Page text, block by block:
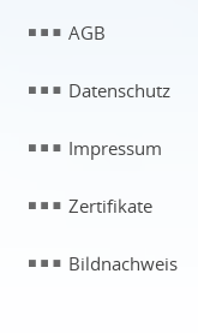
AGB
Datenschutz
Impressum
Zertifikate
Bildnachweis